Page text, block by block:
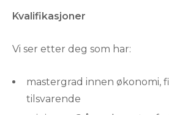
Kvalifikasjoner
Vi ser etter deg som har:
mastergrad innen økonomi,
tilsvarende